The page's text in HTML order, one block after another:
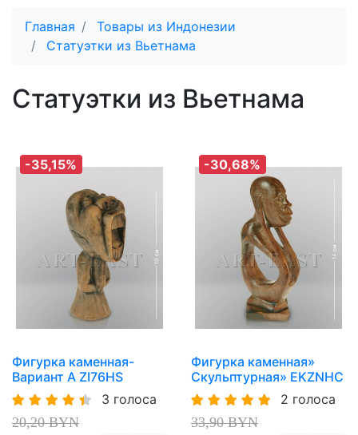
Главная
Товары из Индонезии
Статуэтки из Вьетнама
Статуэтки из Вьетнама
-35,15%
Фигурка каменная-
Вариант A ZI76HS
3 голоса
20,20 BYN
-30,68%
Фигурка каменная»
Скульптурная» EKZNHC
2 голоса
33,90 BYN